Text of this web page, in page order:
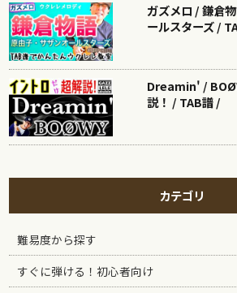
ガズメロ / 鎌倉
ールスターズ /
Dreamin' /
説！ / TAB譜 /
カテゴリ
難易度から探す
すぐに弾ける！初心者向け